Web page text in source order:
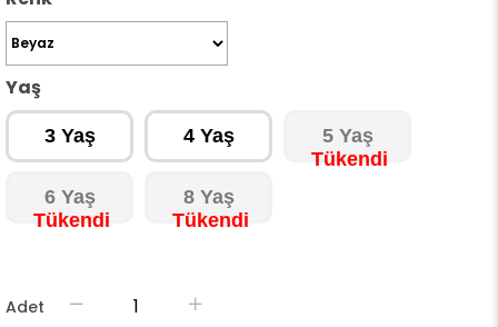
Yaş
3 Yaş 4 Yaş 5 Yaş
6 Yaş 8 Yaş
Adet